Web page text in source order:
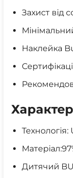
Захист від
Наклейка
Дитячий